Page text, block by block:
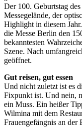
Der 100. Geburtstag
Messegelände, der
Highlight in diesem
die Messe Berlin den
bekanntesten
Szene. Nach
geöffnet.
Gut reisen, gut essen
Und nicht zuletzt ist es
Fixpunkt ist. Und nein,
ein Muss. Ein heißer
Wilmina mit dem
Frauengefängnis an